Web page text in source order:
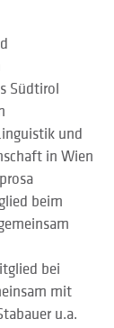
Südtirol
und
in Wien
beim
bei
mit
u.a.